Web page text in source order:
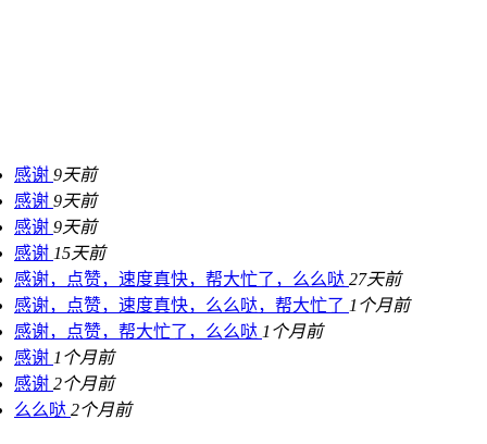
感谢 9天前
感谢 9天前
感谢 9天前
感谢 15天前
感谢，点赞，速度真快，帮大忙了，么么哒 27天前
感谢，点赞，速度真快，么么哒，帮大忙了 1个月前
感谢，点赞，帮大忙了，么么哒 1个月前
感谢 1个月前
感谢 2个月前
么么哒 2个月前